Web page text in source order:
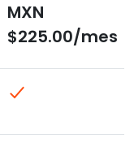
MXN
$225.00/mes